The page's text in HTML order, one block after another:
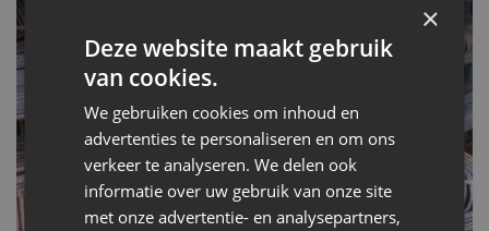
×
Deze website maakt gebruik
van cookies.
We gebruiken cookies om inhoud en
advertenties te personaliseren en om ons
verkeer te analyseren. We delen ook
informatie over uw gebruik van onze site
met onze advertentie- en analysepartners,